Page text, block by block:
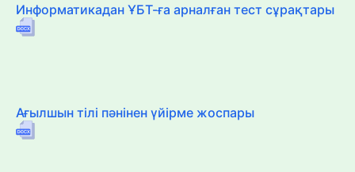
Информатикадан ҰБТ-ға арналған тест сұрақтары
Ағылшын тілі пәнінен үйірме жоспары